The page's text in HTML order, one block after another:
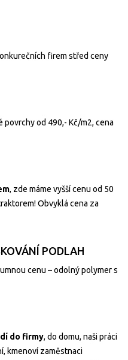
firem střed ceny
povrchy od 490,- Kč/m2, cena
, zde máme vyšší cenu od 50
Obvyklá cena za
PODLAH
cenu – odolný polymer s
do firmy, do domu, naši práci
kmenoví zaměstnaci